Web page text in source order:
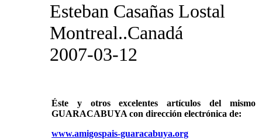
Esteban Casañas Lostal
Montreal..Canadá
2007-03-12
Éste y otros excelentes artículos del
GUARACABUYA con dirección electrónica de:
www.amigospais-guaracabuya.org